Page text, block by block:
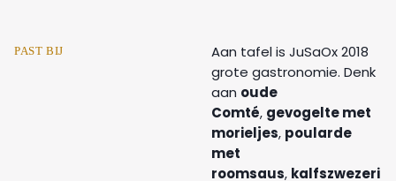
PAST BIJ
Aan tafel is JuSaOx 2018
grote gastronomie. Denk
aan oude
Comté, gevogelte met
morieljes, poularde
met
roomsaus, kalfszwezeri